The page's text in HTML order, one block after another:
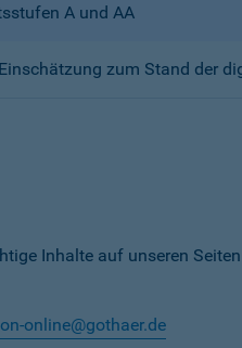
A und AA
zum Stand der
Inhalte auf unseren
online@gothaer.de